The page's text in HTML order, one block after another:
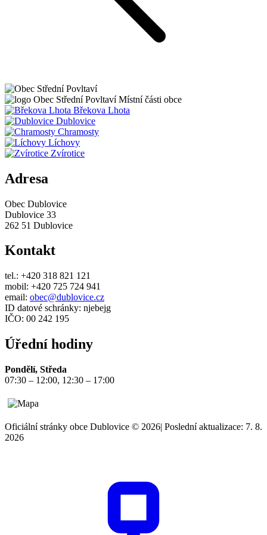
Obec Střední PovltavíMístní části obce
Břekova Lhota
Dublovice
Chramosty
Líchovy
Zvírotice
Adresa
Obec Dublovice
Dublovice 33
262 51 Dublovice
Kontakt
tel.: +420 318 821 121
mobil: +420 725 724 941
email: obec@dublovice.cz
ID datové schránky: njebejg
IČO: 00 242 195
Úřední hodiny
Pondělí, Středa
07:30 – 12:00, 12:30 – 17:00
Oficiální stránky obce Dublovice © 2026| Poslední aktualizace: 7. 8.
2026